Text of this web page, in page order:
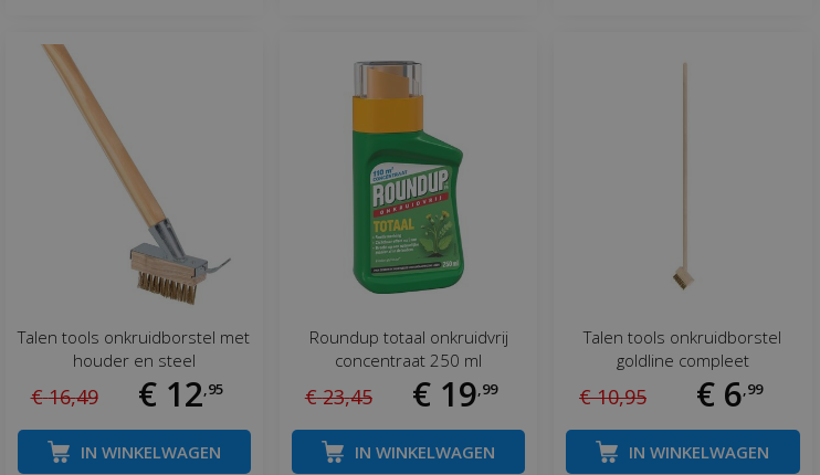
Talen tools onkruidborstel met
houder en steel
€ 16,49 € 12 95
IN WINKELWAGEN
Roundup totaal onkruidvrij
concentraat 250 ml
€ 23,45 € 19 99
IN WINKELWAGEN
Talen tools onkruidborstel
goldline compleet
€ 10,95 € 6 99
IN WINKELWAGEN